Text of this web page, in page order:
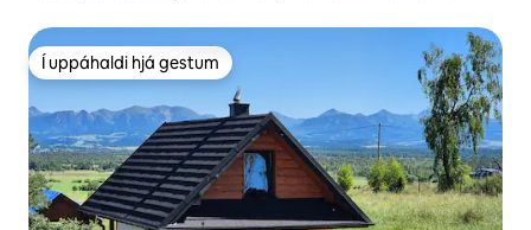
Í uppáhaldi hjá gestum
Í uppáhaldi hjá gestum